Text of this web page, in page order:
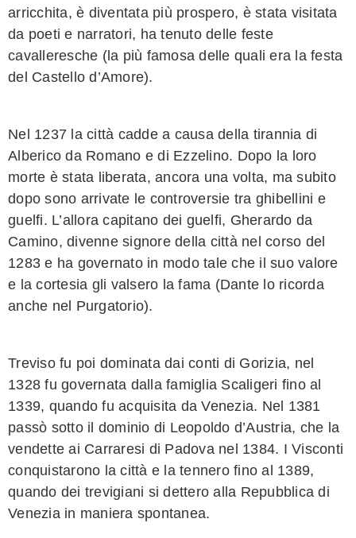
arricchita, è diventata più prospero, è stata visitata
da poeti e narratori, ha tenuto delle feste
cavalleresche (la più famosa delle quali era la festa
del Castello d’Amore).
Nel 1237 la città cadde a causa della tirannia di
Alberico da Romano e di Ezzelino. Dopo la loro
morte è stata liberata, ancora una volta, ma subito
dopo sono arrivate le controversie tra ghibellini e
guelfi. L’allora capitano dei guelfi, Gherardo da
Camino, divenne signore della città nel corso del
1283 e ha governato in modo tale che il suo valore
e la cortesia gli valsero la fama (Dante lo ricorda
anche nel Purgatorio).
Treviso fu poi dominata dai conti di Gorizia, nel
1328 fu governata dalla famiglia Scaligeri fino al
1339, quando fu acquisita da Venezia. Nel 1381
passò sotto il dominio di Leopoldo d’Austria, che la
vendette ai Carraresi di Padova nel 1384. I Visconti
conquistarono la città e la tennero fino al 1389,
quando dei trevigiani si dettero alla Repubblica di
Venezia in maniera spontanea.